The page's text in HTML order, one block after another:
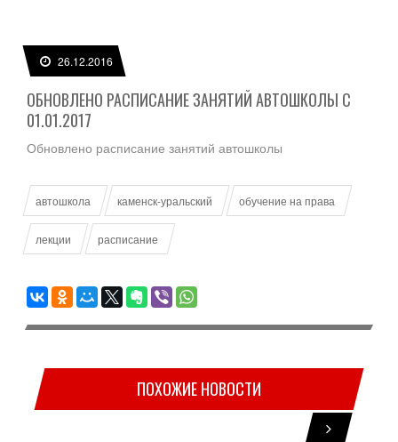
26.12.2016
ОБНОВЛЕНО РАСПИСАНИЕ ЗАНЯТИЙ АВТОШКОЛЫ С
01.01.2017
Обновлено расписание занятий автошколы
автошкола каменск-уральский обучение на права
лекции расписание
ПОХОЖИЕ НОВОСТИ